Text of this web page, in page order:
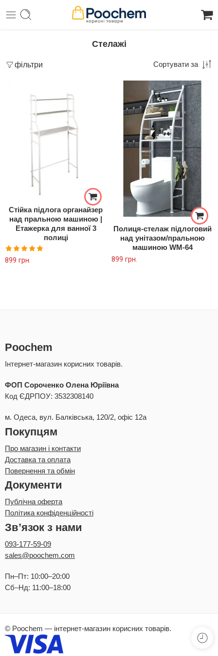
Стелажі
фільтри Сортувати за
Стійка підлога органайзер
над пральною машиною |
Етажерка для ванної 3
полиці
Оцінено в
899 грн.
Полиця-стелаж підлоговий
над унітазом/пральною
машиною WM-64
899 грн.
Poochem
Інтернет-магазин корисних товарів.
ФОП Сороченко Олена Юріївна
Код ЄДРПОУ: 3532308140
м. Одеса, вул. Балківська, 120/2, офіс 12а
Покупцям
Про магазин і контакти
Доставка та оплата
Повернення та обмін
Документи
Публічна оферта
Політика конфіденційності
Зв’язок з нами
093-177-59-09
sales@poochem.com
Пн–Пт: 10:00–20:00
Сб–Нд: 11:00–18:00
© Poochem — інтернет-магазин корисних товарів.